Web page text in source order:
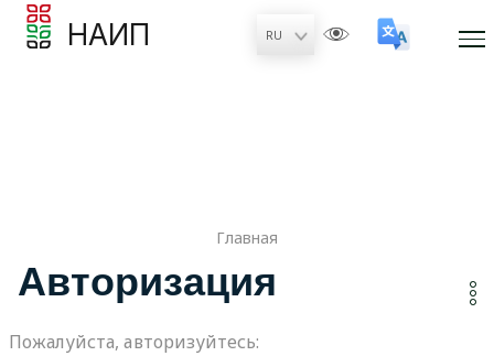
НАИП
Главная
Авторизация
Пожалуйста, авторизуйтесь: